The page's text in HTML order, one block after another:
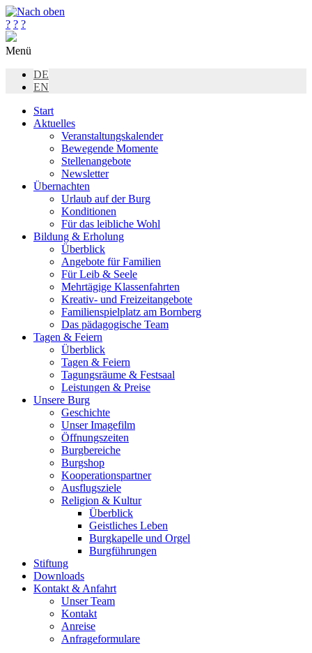
? ? ?
Menü
DE
EN
Start
Aktuelles
Veranstaltungskalender
Bewegende Momente
Stellenangebote
Newsletter
Übernachten
Urlaub auf der Burg
Konditionen
Für das leibliche Wohl
Bildung & Erholung
Überblick
Angebote für Familien
Für Leib & Seele
Mehrtägige Klassenfahrten
Kreativ- und Freizeitangebote
Familienspielplatz am Bornberg
Das pädagogische Team
Tagen & Feiern
Überblick
Tagen & Feiern
Tagungsräume & Festsaal
Leistungen & Preise
Unsere Burg
Geschichte
Unser Imagefilm
Öffnungszeiten
Burgbereiche
Burgshop
Kooperationspartner
Ausflugsziele
Religion & Kultur
Überblick
Geistliches Leben
Burgkapelle und Orgel
Burgführungen
Stiftung
Downloads
Kontakt & Anfahrt
Unser Team
Kontakt
Anreise
Anfrageformulare